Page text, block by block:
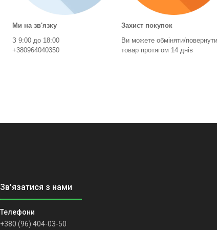
Ми на зв'язку
З 9:00 до 18:00
+380964040350
Захист покупок
Ви можете обміняти/повернути
товар протягом 14 днів
+380 (96) 404-03-50